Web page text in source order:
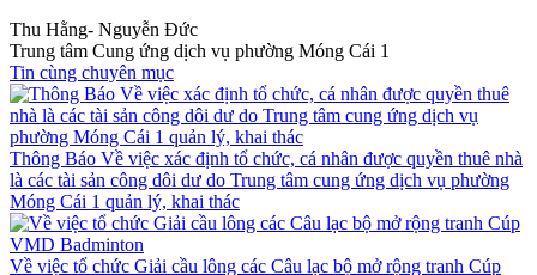
Thu Hằng- Nguyễn Đức
Trung tâm Cung ứng dịch vụ phường Móng Cái 1
Tin cùng chuyên mục
Thông Báo Về việc xác định tổ chức, cá nhân được quyền thuê nhà
là các tài sản công dôi dư do Trung tâm cung ứng dịch vụ phường
Móng Cái 1 quản lý, khai thác
Về việc tổ chức Giải cầu lông các Câu lạc bộ mở rộng tranh Cúp